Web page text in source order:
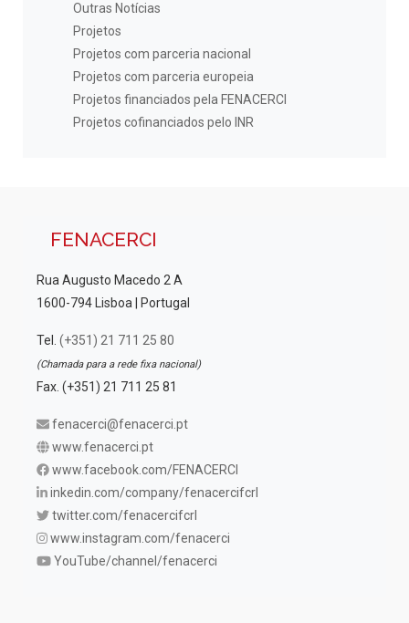
Outras Notícias
Projetos
Projetos com parceria nacional
Projetos com parceria europeia
Projetos financiados pela FENACERCI
Projetos cofinanciados pelo INR
FENACERCI
Rua Augusto Macedo 2 A
1600-794 Lisboa | Portugal
Tel. (+351) 21 711 25 80
(Chamada para a rede fixa nacional)
Fax. (+351) 21 711 25 81
fenacerci@fenacerci.pt
www.fenacerci.pt
www.facebook.com/FENACERCI
inkedin.com/company/fenacercifcrl
twitter.com/fenacercifcrl
www.instagram.com/fenacerci
YouTube/channel/fenacerci